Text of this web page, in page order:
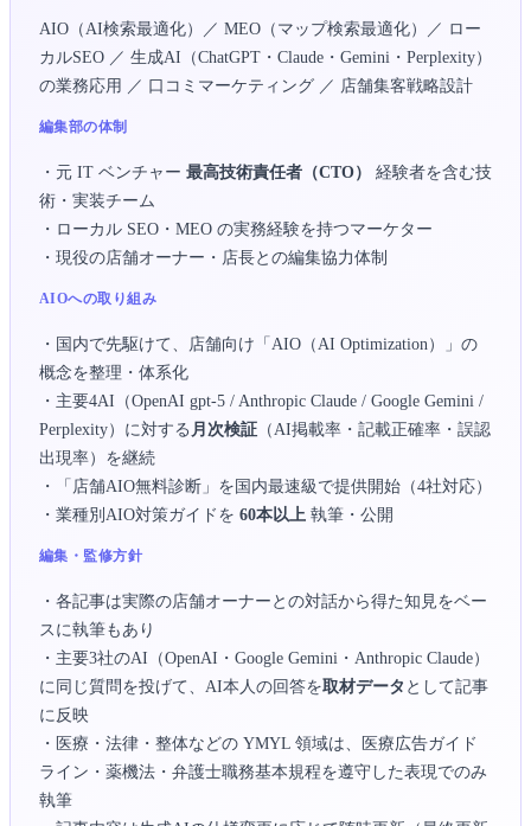
AIO（AI検索最適化）／ MEO（マップ検索最適化）／ ロー
カルSEO ／ 生成AI（ChatGPT・Claude・Gemini・Perplexity）
の業務応用 ／ 口コミマーケティング ／ 店舗集客戦略設計
編集部の体制
・元 IT ベンチャー 最高技術責任者（CTO）
経験者を含む技
術・実装チーム
・ローカル SEO・MEO の実務経験を持つマーケター
・現役の店舗オーナー・店長との編集協力体制
AIOへの取り組み
・国内で先駆けて、店舗向け「AIO（AI Optimization）」の
概念を整理・体系化
・主要4AI（OpenAI gpt-5 / Anthropic Claude / Google Gemini /
Perplexity）に対する 月次検証 （AI掲載率・記載正確率・誤認
出現率）を継続
・「店舗AIO無料診断」を国内最速級で提供開始（4社対応）
・業種別AIO対策ガイドを 60本以上 執筆・公開
編集・監修方針
・各記事は実際の店舗オーナーとの対話から得た知見をベー
スに執筆もあり
・主要3社のAI（OpenAI・Google Gemini・Anthropic Claude）
に同じ質問を投げて、AI本人の回答を取材データ として記事
に反映
・医療・法律・整体などの YMYL 領域は、医療広告ガイド
ライン・薬機法・弁護士職務基本規程を遵守した表現でのみ
執筆